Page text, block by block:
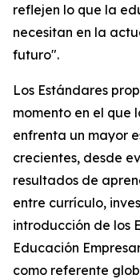
reflejen lo que la
necesitan en la
futuro".
Los Estándares
momento en el que
enfrenta un mayor
crecientes, desde
resultados de
entre currículo,
introducción de los
Educación
como referente